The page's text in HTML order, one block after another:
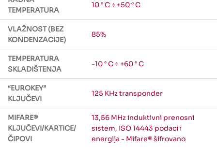
TEMPERATURA
10 ° C ÷ +50 ° C
VLAŽNOST (BEZ
KONDENZACIJE)
85%
TEMPERATURA
SKLADIŠTENJA
-10 ° C ÷ +60 ° C
“EUROKEY”
KLJUČEVI
125 KHz transponder
MIFARE®
KLJUČEVI/KARTICE/
ČIPOVI
13,56 MHz induktivni prenosni
sistem, ISO 14443 podaci i
energija - Mifare® šifrovano